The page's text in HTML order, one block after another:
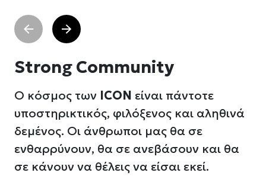
Strong Community
Ο κόσμος των ICON είναι πάντοτε
υποστηρικτικός, φιλόξενος και αληθινά
δεμένος. Οι άνθρωποι μας θα σε
ενθαρρύνουν, θα σε ανεβάσουν και θα
σε κάνουν να θέλεις να είσαι εκεί.